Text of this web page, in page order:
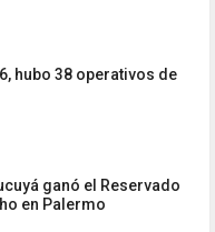
hubo 38 operativos de
ganó el Reservado
en Palermo